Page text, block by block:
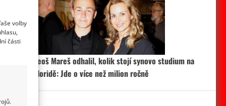
volby
části
Leoš Mareš odhalil, kolik stojí synovo studium na
Floridě: Jde o více než milion ročně